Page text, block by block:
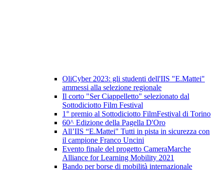
OliCyber 2023: gli studenti dell'IIS "E.Mattei"
ammessi alla selezione regionale
Il corto "Ser Ciappelletto" selezionato dal
Sottodiciotto Film Festival
1° premio al Sottodiciotto FilmFestival di Torino
60^ Edizione della Pagella D'Oro
All’IIS “E.Mattei" Tutti in pista in sicurezza con
il campione Franco Uncini
Evento finale del progetto CameraMarche
Alliance for Learning Mobility 2021
Bando per borse di mobilità internazionale